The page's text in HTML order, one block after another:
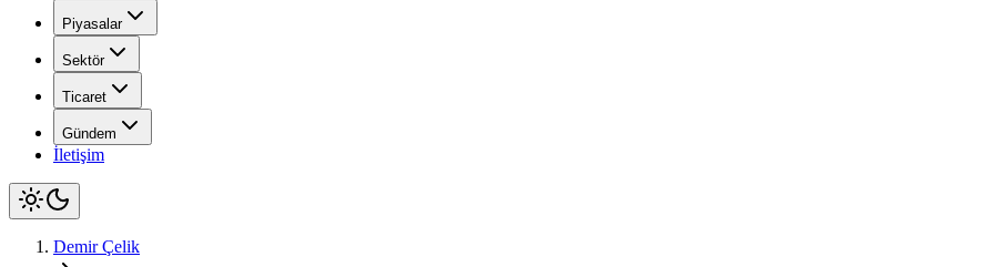
Piyasalar
Sektör
Ticaret
Gündem
İletişim
Demir Çelik